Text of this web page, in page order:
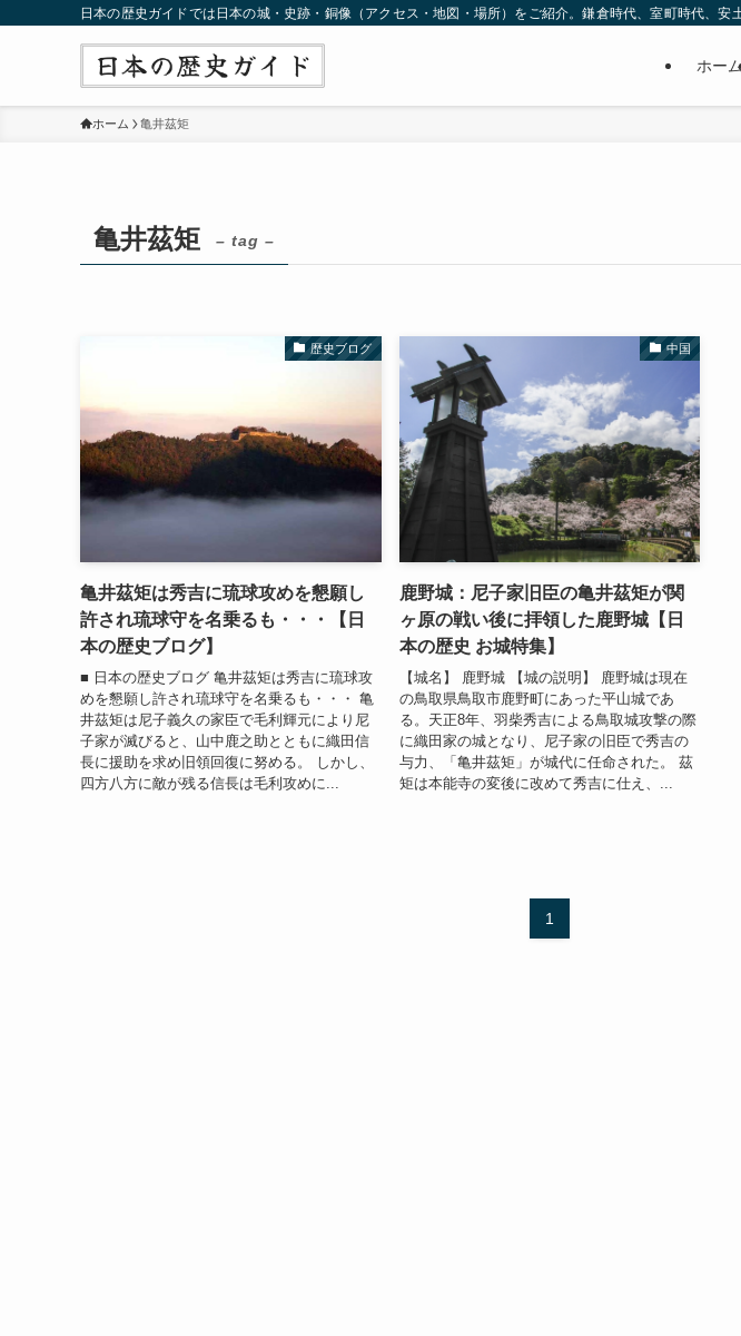
日本の歴史ガイドでは日本の城・史跡・銅像（アクセス・地図・場所）をご紹介。鎌倉時代、室町時代、安
ホー
ホーム 亀井茲矩
亀井茲矩 – tag –
歴史ブログ
亀井茲矩は秀吉に琉球攻めを懇願し
許され琉球守を名乗るも・・・【日
本の歴史ブログ】
■ 日本の歴史ブログ 亀井茲矩は秀吉に琉球攻
めを懇願し許され琉球守を名乗るも・・・ 亀
井茲矩は尼子義久の家臣で毛利輝元により尼
子家が滅びると、山中鹿之助とともに織田信
長に援助を求め旧領回復に努める。 しかし、
四方八方に敵が残る信長は毛利攻めに...
中国
鹿野城：尼子家旧臣の亀井茲矩が関
ヶ原の戦い後に拝領した鹿野城【日
本の歴史 お城特集】
【城名】 鹿野城 【城の説明】 鹿野城は現在
の鳥取県鳥取市鹿野町にあった平山城であ
る。天正8年、羽柴秀吉による鳥取城攻撃の際
に織田家の城となり、尼子家の旧臣で秀吉の
与力、「亀井茲矩」が城代に任命された。 茲
矩は本能寺の変後に改めて秀吉に仕え、...
1